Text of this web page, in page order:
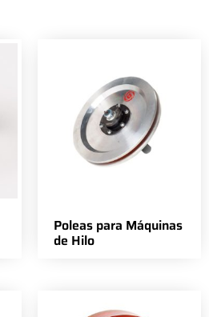
Poleas para Máquinas
de Hilo